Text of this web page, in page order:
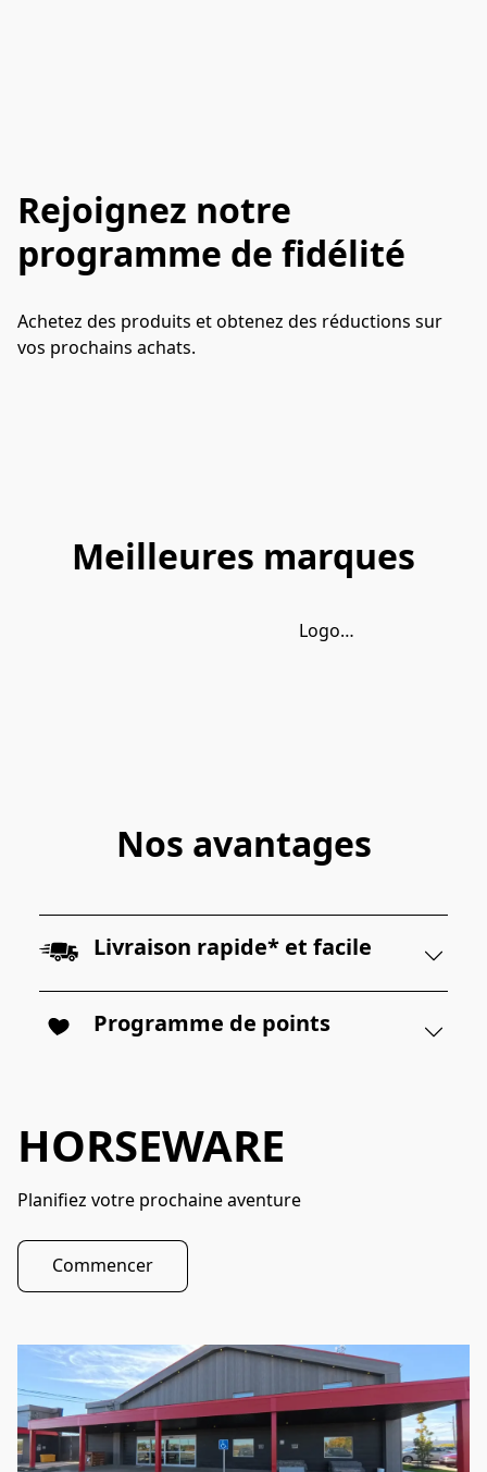
Rejoignez notre
programme de fidélité
Achetez des produits et obtenez des réductions sur
vos prochains achats.
Meilleures marques
Logo of Classic Equine
Nos avantages
Livraison rapide* et facile
Programme de points
HORSEWARE
Planifiez votre prochaine aventure
Commencer